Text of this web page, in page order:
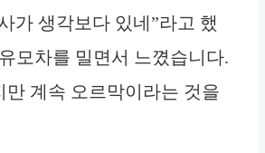
가 생각보다 있네”라고 했
모차를 밀면서 느꼈습니다.
만 계속 오르막이라는 것을